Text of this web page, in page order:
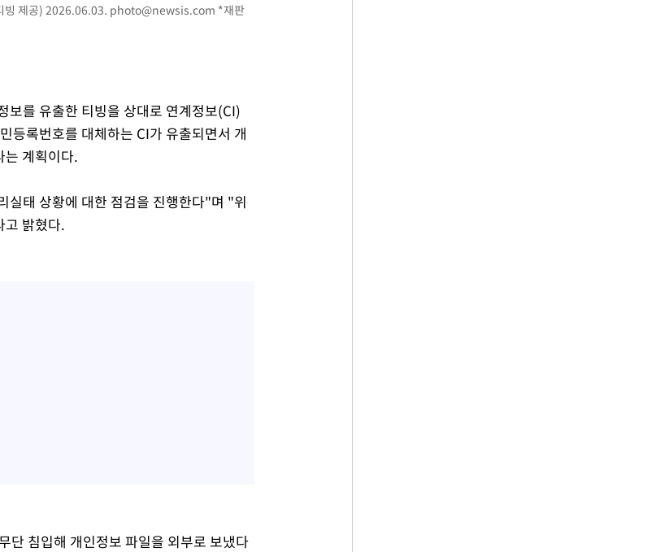
빙 제공) 2026.06.03. photo@newsis.com *재판
보를 유출한 티빙을 상대로 연계정보(CI)
등록번호를 대체하는 CI가 유출되면서 개
는 계획이다.
실태 상황에 대한 점검을 진행한다"며 "위
고 밝혔다.
단 침입해 개인정보 파일을 외부로 보냈다